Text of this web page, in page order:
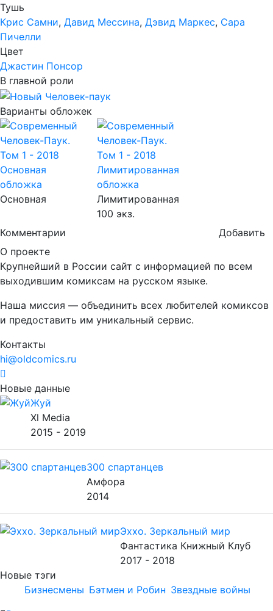
Тушь
Крис Самни, Давид Мессина, Дэвид Маркес, Сара
Пичелли
Цвет
Джастин Понсор
В главной роли
Варианты обложек
Основная
Лимитированная
100 экз.
Комментарии
Добавить
О проекте
Крупнейший в России сайт с информацией по всем
выходившим комиксам на русском языке.
Наша миссия — объединить всех любителей комиксов
и предоставить им уникальный сервис.
Контакты
hi@oldcomics.ru
Новые данные
Жуй
Xl Media
2015 - 2019
300 спартанцев
Амфора
2014
Эххо. Зеркальный мир
Фантастика Книжный Клуб
2017 - 2018
Новые тэги
Бизнесмены Бэтмен и Робин Звездные войны